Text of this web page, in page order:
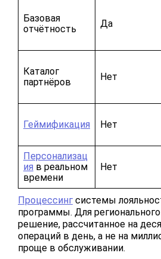
Базовая
отчётность
Да
Каталог
партнёров
Нет
Геймификация Нет
Персонализац
ия в реальном
времени
Нет
Процессинг системы
программы. Для
решение, рассчитанное на
операций в день, а не на
проще в обслуживании.